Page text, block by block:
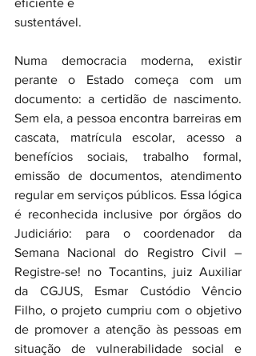
eficiente e
sustentável.
Numa democracia moderna, existir
perante o Estado começa com um
documento: a certidão de nascimento.
Sem ela, a pessoa encontra barreiras em
cascata, matrícula escolar, acesso a
benefícios sociais, trabalho formal,
emissão de documentos, atendimento
regular em serviços públicos. Essa lógica
é reconhecida inclusive por órgãos do
Judiciário: para o coordenador da
Semana Nacional do Registro Civil –
Registre-se! no Tocantins, juiz Auxiliar
da CGJUS, Esmar Custódio Vêncio
Filho, o projeto cumpriu com o objetivo
de promover a atenção às pessoas em
situação de vulnerabilidade social e